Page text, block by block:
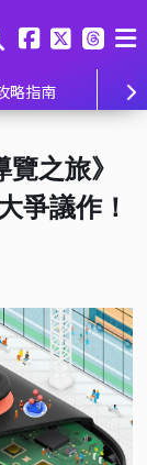
略指南
之旅》
爭議作！